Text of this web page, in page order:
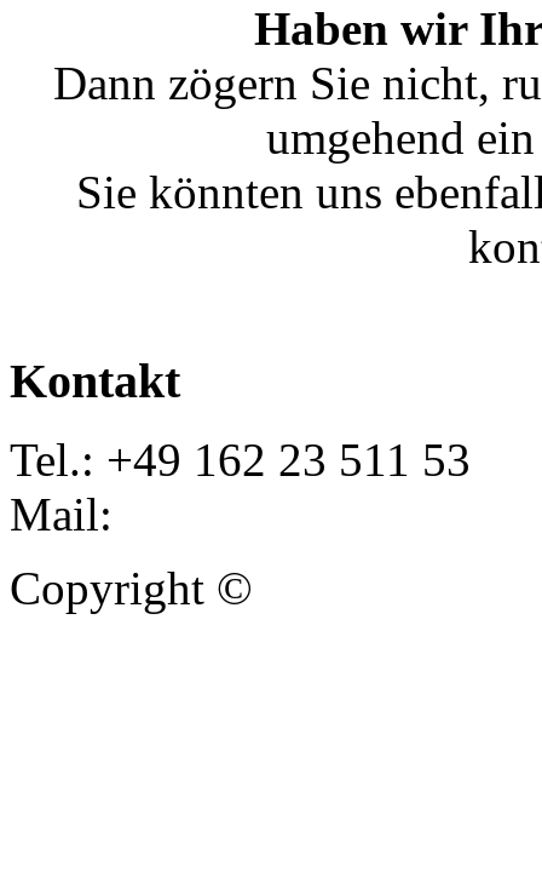
Haben wir Ihr
Dann zögern Sie nicht,
umgehend
Sie könnten uns
Kontakt
Tel.: +49 162 23 511 53
Mail:
Copyright ©